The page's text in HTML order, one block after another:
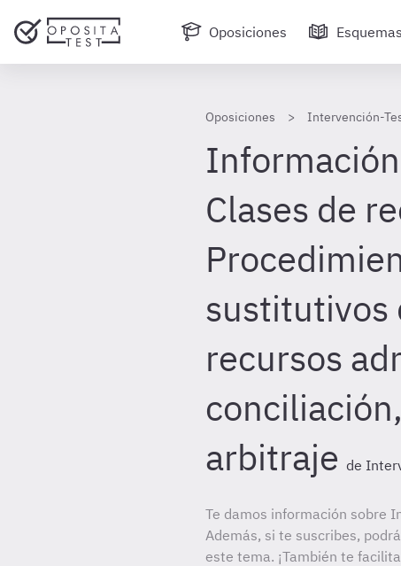
Oposiciones Esquemas
Oposiciones Intervención-
Clases de
sustitutivos
recursos
arbitraje de
Te damos información sobre
Además, si te suscribes,
este tema. ¡También te